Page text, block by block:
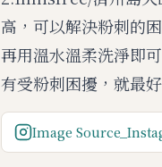
高，可以解決粉刺的
再用溫水溫柔洗淨即
有受粉刺困擾，就最
Image